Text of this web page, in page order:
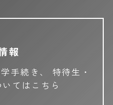
報
手続き、
特待生・
てはこちら